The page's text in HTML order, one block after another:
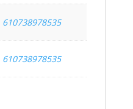
610738978535
610738978535